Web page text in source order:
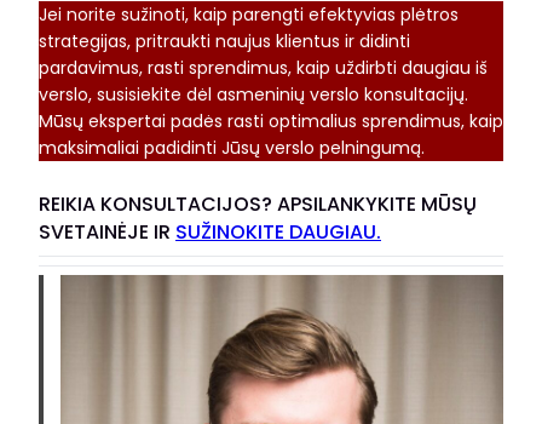
Jei norite sužinoti, kaip parengti efektyvias plėtros
strategijas, pritraukti naujus klientus ir didinti
pardavimus, rasti sprendimus, kaip uždirbti daugiau iš
verslo, susisiekite dėl asmeninių verslo konsultacijų.
Mūsų ekspertai padės rasti optimalius sprendimus, kaip
maksimaliai padidinti Jūsų verslo pelningumą.
REIKIA KONSULTACIJOS? APSILANKYKITE MŪSŲ
SVETAINĖJE IR SUŽINOKITE DAUGIAU.